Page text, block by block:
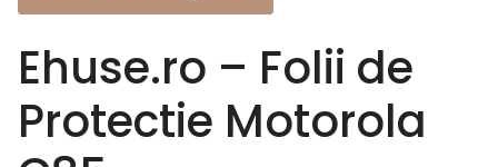
Ehuse.ro – Folii de
Protectie Motorola